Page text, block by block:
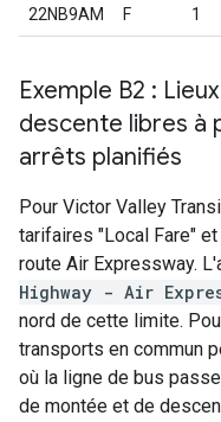
22NB9AM F 1
Exemple B2 :
descente libres à
arrêts planifiés
Pour Victor Valley
tarifaires "Local Fare" et
route Air Expressway.
Highway - Air
nord de cette limite.
transports en commun
où la ligne de bus
de montée et de